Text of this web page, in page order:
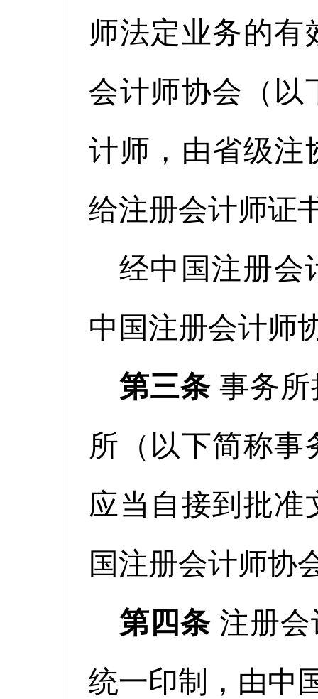
师法定业务的有
会计师协会（以
计师，由省级注
给注册会计师证
经中国注册会
中国注册会计师
第三条 事务
所（以下简称事
应当自接到批准
国注册会计师协
第四条注册会
统一印制，由中